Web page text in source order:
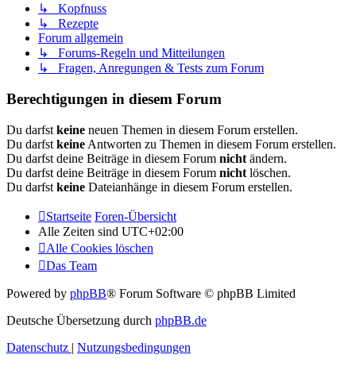
↳ Kopfnuss
↳ Rezepte
Forum allgemein
↳ Forums-Regeln und Mitteilungen
↳ Fragen, Anregungen & Tests zum Forum
Berechtigungen in diesem Forum
Du darfst keine neuen Themen in diesem Forum erstellen.
Du darfst keine Antworten zu Themen in diesem Forum erstellen.
Du darfst deine Beiträge in diesem Forum nicht ändern.
Du darfst deine Beiträge in diesem Forum nicht löschen.
Du darfst keine Dateianhänge in diesem Forum erstellen.
Startseite Foren-Übersicht
Alle Zeiten sind UTC+02:00
Alle Cookies löschen
Das Team
Powered by phpBB® Forum Software © phpBB Limited
Deutsche Übersetzung durch phpBB.de
Datenschutz | Nutzungsbedingungen